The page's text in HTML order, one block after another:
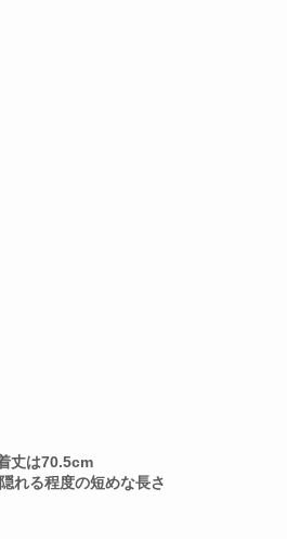
丈は70.5cm
れる程度の短めな長さ